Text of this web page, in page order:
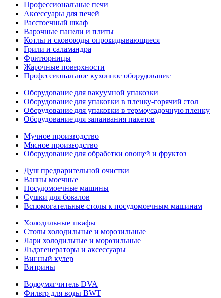
Профессиональные печи
Аксессуары для печей
Расстоечный шкаф
Варочные панели и плиты
Котлы и сковороды опрокидывающиеся
Грили и саламандра
Фритюрницы
Жарочные поверхности
Профессиональное кухонное оборудование
Оборудование для вакуумной упаковки
Оборудование для упаковки в пленку-горячий стол
Оборудование для упаковки в термоусадочную пленку
Оборудование для запаивания пакетов
Мучное производство
Мясное производство
Оборудование для обработки овощей и фруктов
Душ предварительной очистки
Ванны моечные
Посудомоечные машины
Сушки для бокалов
Вспомогательные столы к посудомоечным машинам
Холодильные шкафы
Столы холодильные и морозильные
Лари холодильные и морозильные
Льдогенераторы и аксессуары
Винный кулер
Витрины
Водоумягчитель DVA
Фильтр для воды BWT